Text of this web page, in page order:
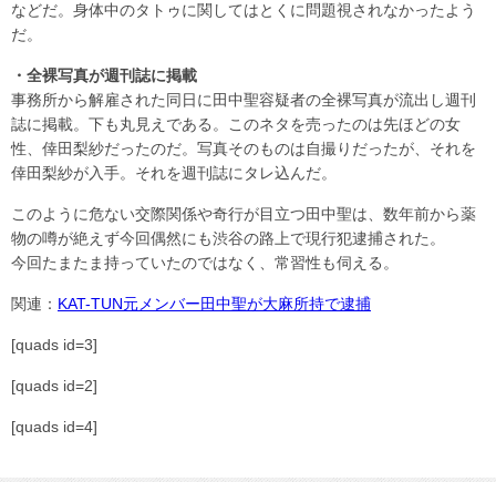
などだ。身体中のタトゥに関してはとくに問題視されなかったよう
だ。
・全裸写真が週刊誌に掲載
事務所から解雇された同日に田中聖容疑者の全裸写真が流出し週刊
誌に掲載。下も丸見えである。このネタを売ったのは先ほどの女
性、倖田梨紗だったのだ。写真そのものは自撮りだったが、それを
倖田梨紗が入手。それを週刊誌にタレ込んだ。
このように危ない交際関係や奇行が目立つ田中聖は、数年前から薬
物の噂が絶えず今回偶然にも渋谷の路上で現行犯逮捕された。
今回たまたま持っていたのではなく、常習性も伺える。
関連： KAT-TUN元メンバー田中聖が大麻所持で逮捕
[quads id=3]
[quads id=2]
[quads id=4]